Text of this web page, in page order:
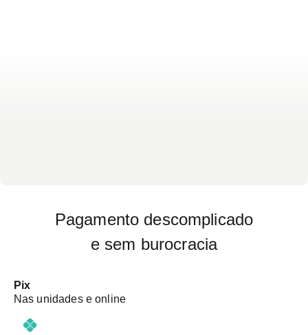
Pagamento descomplicado
e sem burocracia
Pix
Nas unidades e online